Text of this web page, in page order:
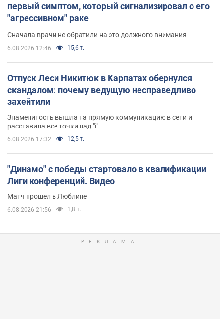
первый симптом, который сигнализировал о его
"агрессивном" раке
Сначала врачи не обратили на это должного внимания
6.08.2026 12:46 15,6 т.
Отпуск Леси Никитюк в Карпатах обернулся
скандалом: почему ведущую несправедливо
захейтили
Знаменитость вышла на прямую коммуникацию в сети и
расставила все точки над "i"
6.08.2026 17:32 12,5 т.
"Динамо" с победы стартовало в квалификации
Лиги конференций. Видео
Матч прошел в Люблине
6.08.2026 21:56 1,8 т.